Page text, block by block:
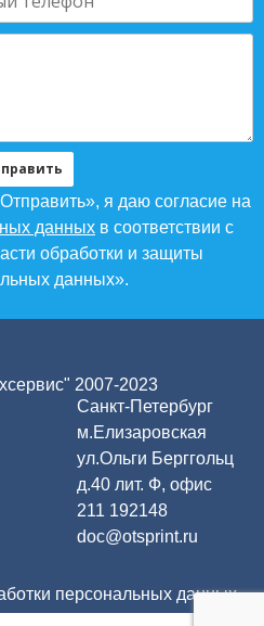
я даю согласие на
данных в соответствии с
обработки и защиты
данных».
2007-2023
Санкт-Петербург
м.Елизаровская
ул.Ольги Берггольц
д.40 лит. Ф, офис
211 192148
doc@otsprint.ru
персональных данных